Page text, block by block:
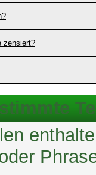
zensiert?